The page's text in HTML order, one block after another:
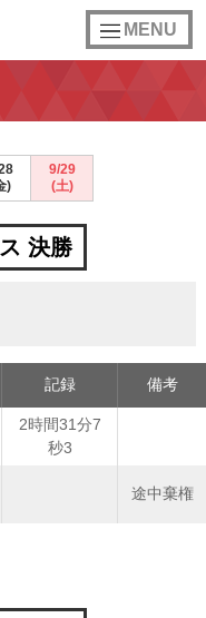
toggle
navigation
MENU
)
9/29
(土)
決勝
記録 備考
2時間31分7
秒3
途中棄権